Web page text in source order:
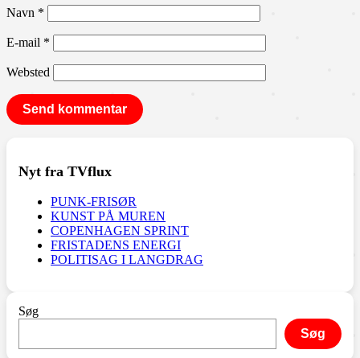
Navn *
E-mail *
Websted
Nyt fra TVflux
PUNK-FRISØR
KUNST PÅ MUREN
COPENHAGEN SPRINT
FRISTADENS ENERGI
POLITISAG I LANGDRAG
Søg
Søg